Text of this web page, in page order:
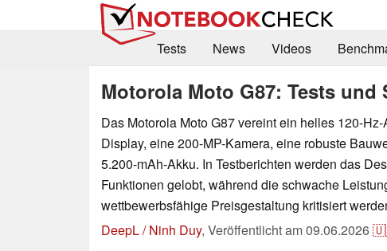
Tests
News Videos
Motorola Moto G87: Tests und
Das Motorola Moto G87 vereint ein helles 120-
Display, eine 200-MP-Kamera, eine robuste
5.200-mAh-Akku. In Testberichten werden das
Funktionen gelobt, während die schwache
wettbewerbsfähige Preisgestaltung kritisiert
DeepL / Ninh Duy, Veröffentlicht am09.06.2026